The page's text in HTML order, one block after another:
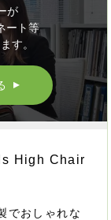
が
ート等
す。
▲
High Chair
でおしゃれな